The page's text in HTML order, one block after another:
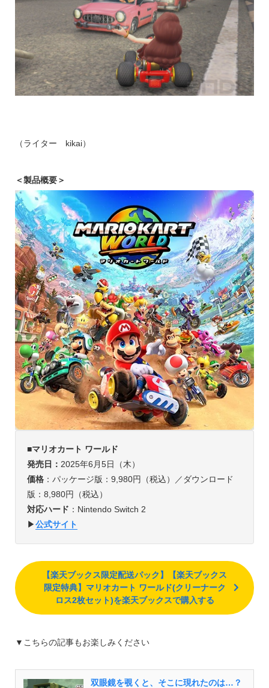
（ライター kikai）
＜製品概要＞
■マリオカート ワールド
発売日： 2025年6月5日（木）
価格：パッケージ版：9,980円（税込）／ダウンロード
版：8,980円（税込）
対応ハード ：Nintendo Switch 2
▶︎公式サイト
【楽天ブックス限定配送パック】【楽天ブックス
限定特典】マリオカート ワールド(クリーナーク
ロス2枚セット)を楽天ブックスで購入する
▼こちらの記事もお楽しみください
双眼鏡を覗くと、そこに現れたのは…？